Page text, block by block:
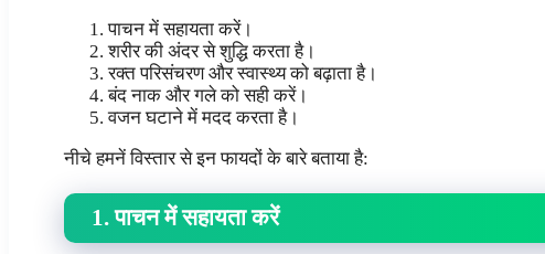
पाचन में सहायता करें।
शरीर की अंदर से शुद्धि करता है।
रक्त परिसंचरण और स्वास्थ्य को बढ़ाता है।
बंद नाक और गले को सही करें।
वजन घटाने में मदद करता है।
नीचे हमनें विस्तार से इन फायदों के बारे बताया है:
1. पाचन में सहायता करें